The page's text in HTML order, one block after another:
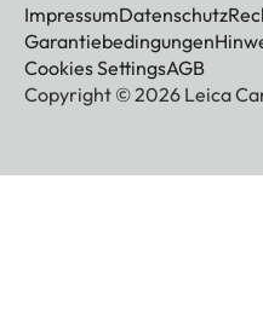
ImpressumDatenschutz
Garantiebedingungen
Cookies SettingsAGB
Copyright © 2026 Leica